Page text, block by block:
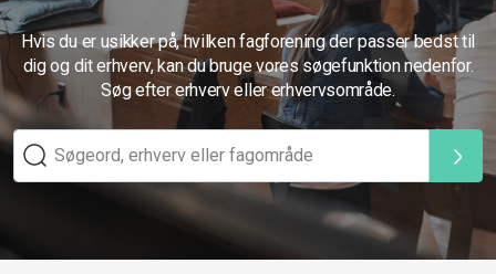
Hvis du er usikker på, hvilken fagforening der passer bedst til
dig og dit erhverv, kan du bruge vores søgefunktion nedenfor.
Søg efter erhverv eller erhvervsområde.